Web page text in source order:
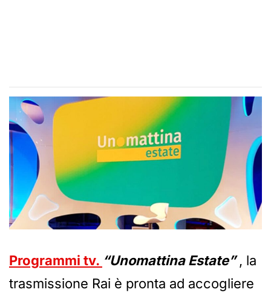
Programmi tv. “Unomattina Estate”, la
trasmissione Rai è pronta ad accogliere